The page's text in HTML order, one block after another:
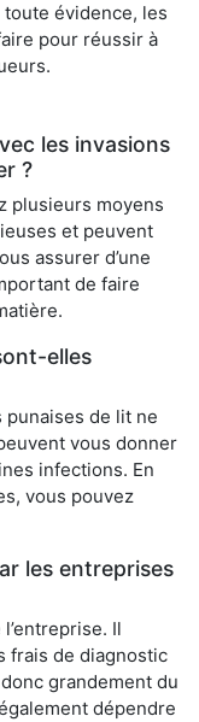
évidence, les
pour réussir à
les invasions
?
plusieurs moyens
et peuvent
assurer d’une
de faire
elles
punaises de lit ne
vous donner
infections. En
vous pouvez
les entreprises
Il
frais de diagnostic
grandement du
dépendre